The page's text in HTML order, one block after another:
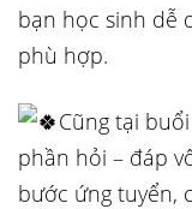
bạn học sinh dễ
phù hợp.
Cũng tại
phần hỏi – đáp
bước ứng tuyển,